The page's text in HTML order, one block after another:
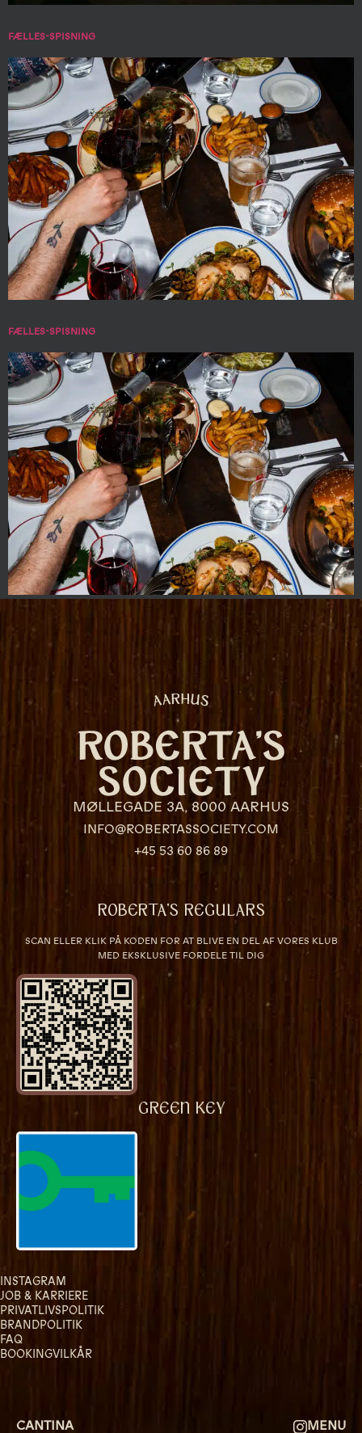
CANTINA
VÆRELSER & SENGE
GRUPPE BOOKINGER
SHUFFLEBOARD & POOL
SPORTSBAR & KALENDER
FACILITETER
GALLERI
OM
FAQ
MENU
FÆLLES-SPISNING
FÆLLES-SPISNING
MØLLEGADE 3A, 8000 AARHUS
INFO@ROBERTASSOCIETY.COM
+45 53 60 86 89
ROBERTA’S REGULARS
SCAN ELLER KLIK PÅ KODEN FOR AT BLIVE EN DEL AF VORES KLUB
MED EKSKLUSIVE FORDELE TIL DIG
GREEN KEY
INSTAGRAM
JOB & KARRIERE
PRIVATLIVSPOLITIK
BRANDPOLITIK
FAQ
BOOKINGVILKÅR